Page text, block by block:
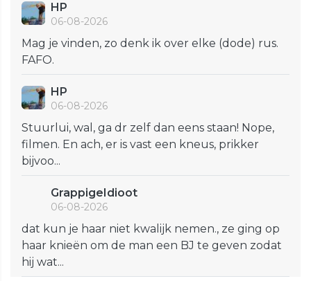
HP
06-08-2026
Mag je vinden, zo denk ik over elke (dode) rus.
FAFO.
HP
06-08-2026
Stuurlui, wal, ga dr zelf dan eens staan! Nope,
filmen. En ach, er is vast een kneus, prikker
bijvoo...
GrappigeIdioot
06-08-2026
dat kun je haar niet kwalijk nemen., ze ging op
haar knieën om de man een BJ te geven zodat
hij wat...